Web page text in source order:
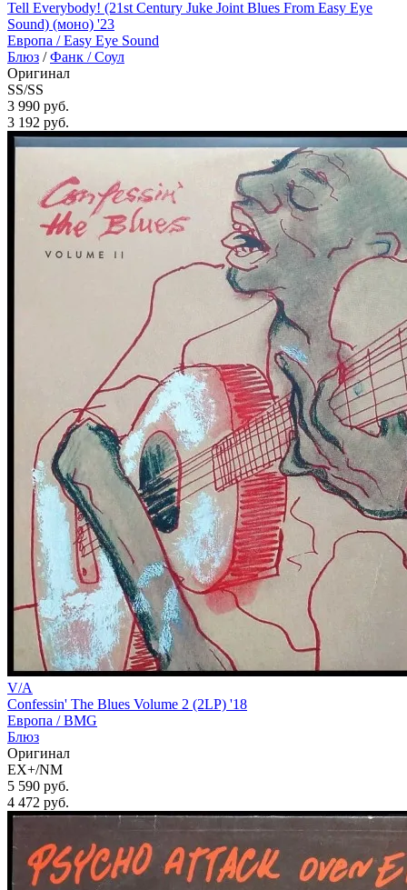
Tell Everybody! (21st Century Juke Joint Blues From Easy Eye
Sound) (моно) '23
Европа /Easy Eye Sound
Блюз /Фанк / Соул
Оригинал
SS/SS
3 990 руб.
3 192 руб.
V/A
Confessin' The Blues Volume 2 (2LP) '18
Европа /BMG
Блюз
Оригинал
EX+/NM
5 590 руб.
4 472 руб.